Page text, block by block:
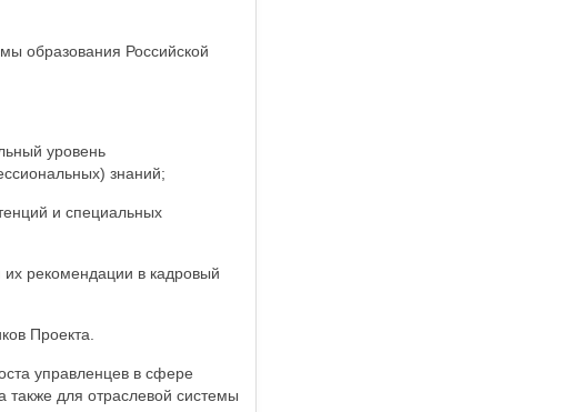
образования Российской
уровень
знаний;
и специальных
их рекомендации в кадровый
Проекта.
управленцев в сфере
также для отраслевой системы